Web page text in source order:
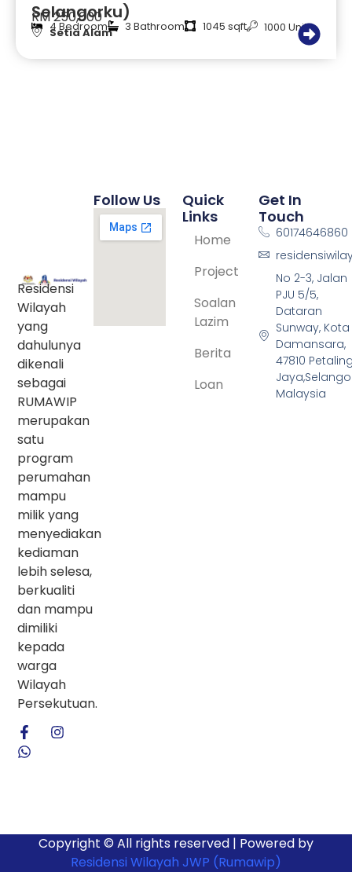
Selangorku)
RM 250,000
4 Bedroom 3 Bathroom 1045 sqft 1000 Unit
Setia Alam
Residensi
Wilayah
yang
dahulunya
dikenali
sebagai
RUMAWIP
merupakan
satu
program
perumahan
mampu
milik yang
menyediakan
kediaman
lebih selesa,
berkualiti
dan mampu
dimiliki
kepada
warga
Wilayah
Persekutuan.
Quick
Links
Home
Project
Soalan
Lazim
Berita
Loan
Get In
Touch
60174646860
No 2-3, Jalan
PJU 5/5,
Dataran
Sunway, Kota
Damansara,
47810
Malaysia
Follow Us
Copyright © All rights reserved | Powered by
Residensi Wilayah JWP (Rumawip)